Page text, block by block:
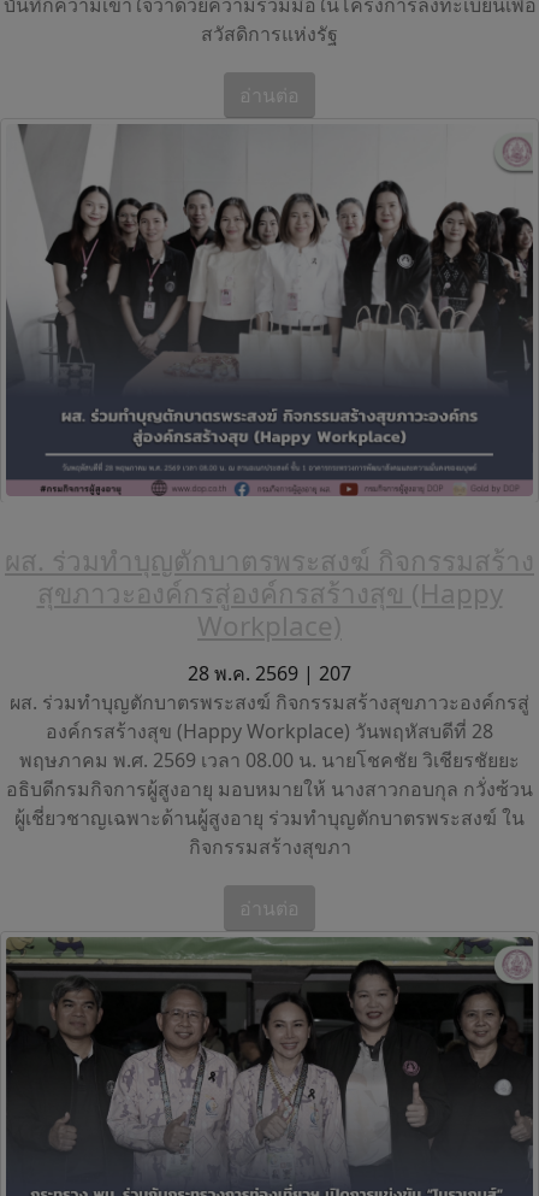
สวัสดิการแห่งรัฐ
อ่านต่อ
ผส. ร่วมทำบุญตักบาตรพระสงฆ์ กิจกรรมสร้าง
สุขภาวะองค์กรสู่องค์กรสร้างสุข (Happy
Workplace)
28 พ.ค. 2569 | 207
ผส. ร่วมทำบุญตักบาตรพระสงฆ์ กิจกรรมสร้างสุขภาวะองค์กรสู่
องค์กรสร้างสุข (Happy Workplace) วันพฤหัสบดีที่ 28
พฤษภาคม พ.ศ. 2569 เวลา 08.00 น. นายโชคชัย วิเชียรชัยยะ
อธิบดีกรมกิจการผู้สูงอายุ มอบหมายให้ นางสาวกอบกุล กวั่งซ้วน
ผู้เชี่ยวชาญเฉพาะด้านผู้สูงอายุ ร่วมทำบุญตักบาตรพระสงฆ์ ใน
กิจกรรมสร้างสุขภา
อ่านต่อ